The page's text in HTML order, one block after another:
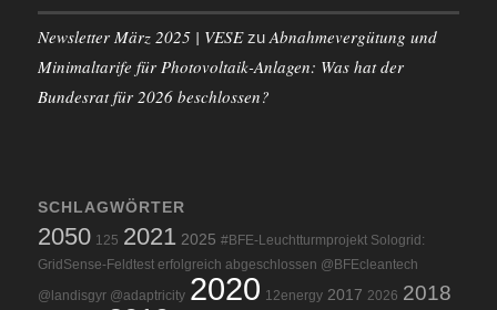
Newsletter März 2025 | VESEzu Abnahmevergütung und
Minimaltarife für Photovoltaik-Anlagen: Was hat der
Bundesrat für 2026 beschlossen?
SCHLAGWÖRTER
2050 125 2021 2025 #BFE-Leuchtturmprojekt Sologrid:
GridSense-Feldtest erfolgreich abgeschlossen @BFEcleantech
@landisgyr @adaptricity 2020 12energy 2017 2026 2018